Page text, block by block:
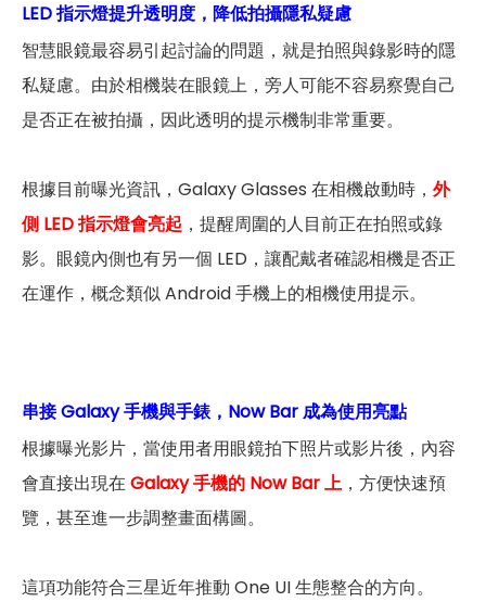
LED 指示燈提升透明度，降低拍攝隱私疑慮
智慧眼鏡最容易引起討論的問題，就是拍照與錄影時的隱
私疑慮。由於相機裝在眼鏡上，旁人可能不容易察覺自己
是否正在被拍攝，因此透明的提示機制非常重要。
根據目前曝光資訊，Galaxy Glasses 在相機啟動時， 外
側 LED 指示燈會亮起 ，提醒周圍的人目前正在拍照或錄
影。眼鏡內側也有另一個 LED，讓配戴者確認相機是否正
在運作，概念類似 Android 手機上的相機使用提示。
串接 Galaxy 手機與手錶，Now Bar 成為使用亮點
根據曝光影片，當使用者用眼鏡拍下照片或影片後，內容
會直接出現在Galaxy 手機的 Now Bar 上 ，方便快速預
覽，甚至進一步調整畫面構圖。
這項功能符合三星近年推動 One UI 生態整合的方向。